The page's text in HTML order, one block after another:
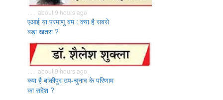
. . . about 9 hours ago
एआई या परमाणु बम : क्या है सबसे
बड़ा खतरा ?
. . . about 9 hours ago
क्या है बांकीपुर उप-चुनाव के परिणाम
का संदेश ?